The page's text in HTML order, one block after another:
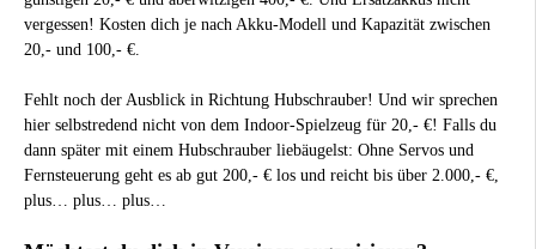
vergessen! Kosten dich je nach Akku-Modell und Kapazität zwischen
20,- und 100,- €.
Fehlt noch der Ausblick in Richtung Hubschrauber! Und wir sprechen
hier selbstredend nicht von dem Indoor-Spielzeug für 20,- €! Falls du
dann später mit einem Hubschrauber liebäugelst: Ohne Servos und
Fernsteuerung geht es ab gut 200,- € los und reicht bis über 2.000,- €,
plus… plus… plus…